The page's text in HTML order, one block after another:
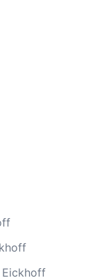
Eickhoff